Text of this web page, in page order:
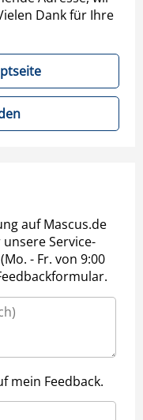
Dank für Ihre
auf Mascus.de
Service-
- Fr. von 9:00
mein Feedback.